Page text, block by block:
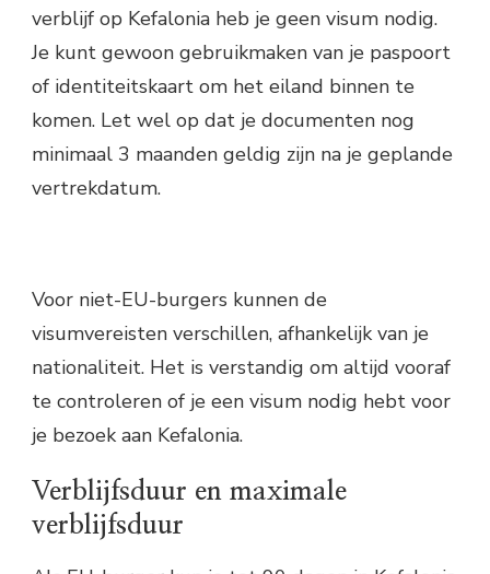
verblijf op Kefalonia heb je geen visum nodig.
Je kunt gewoon gebruikmaken van je paspoort
of identiteitskaart om het eiland binnen te
komen. Let wel op dat je documenten nog
minimaal 3 maanden geldig zijn na je geplande
vertrekdatum.
Voor niet-EU-burgers kunnen de
visumvereisten verschillen, afhankelijk van je
nationaliteit. Het is verstandig om altijd vooraf
te controleren of je een visum nodig hebt voor
je bezoek aan Kefalonia.
Verblijfsduur en maximale
verblijfsduur